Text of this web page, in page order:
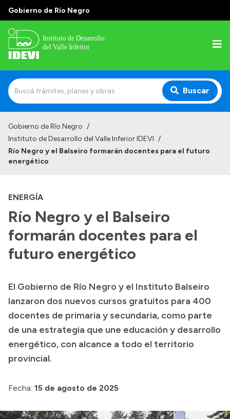
Gobierno de Río Negro
Buscar
Institucional
Normativa
Historia
Gobierno de Río Negro /
Instituto de Desarrollo del Valle Inferior IDEVI /
Río Negro y el Balseiro formarán docentes para el futuro
energético
ENERGÍA
Río Negro y el Balseiro
formarán docentes para el
futuro energético
El Gobierno de Río Negro y el Instituto Balseiro
lanzaron dos nuevos cursos gratuitos para 400
docentes de primaria y secundaria, como parte
de una estrategia que une educación y desarrollo
energético, con alcance a todo el territorio
provincial.
Fecha: 15 de agosto de 2025